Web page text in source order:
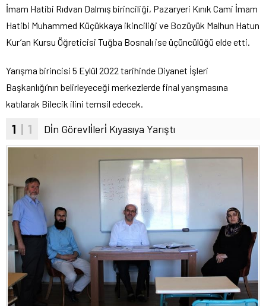
İmam Hatibi Rıdvan Dalmış birinciliği, Pazaryeri Kınık Cami İmam
Hatibi Muhammed Küçükkaya ikinciliği ve Bozüyük Malhun Hatun
Kur’an Kursu Öğreticisi Tuğba Bosnalı ise üçüncülüğü elde etti.
Yarışma birincisi 5 Eylül 2022 tarihinde Diyanet İşleri
Başkanlığı’nın belirleyeceği merkezlerde final yarışmasına
katılarak Bilecik ilini temsil edecek.
1 | 1 Di̇n Görevli̇leri̇ Kıyasıya Yarıştı